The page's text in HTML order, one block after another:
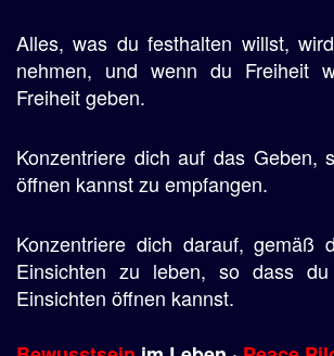
Alles, was du festhalten willst,
nehmen, und wenn du Freiheit
Freiheit geben.
Konzentriere dich auf das Geben,
öffnen kannst zu empfangen.
Konzentriere dich darauf, gemäß
Einsichten zu leben, so dass
Einsichten öffnen kannst.